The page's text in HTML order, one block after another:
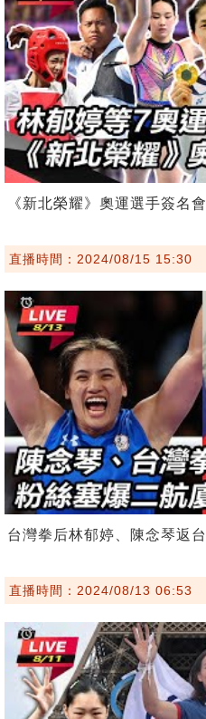
《新北榮耀》奧運選手簽名會
直播時間：2024/08/15 15:30
台灣拳后林郁婷、陳念琴返台
直播時間：2024/08/13 06:53